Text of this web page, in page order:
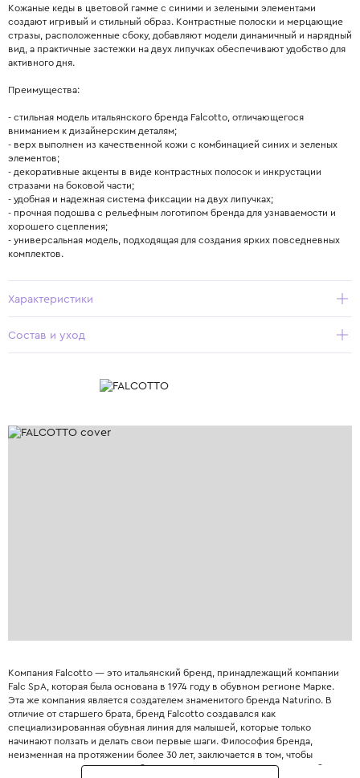
Кожаные кеды в цветовой гамме с синими и зелеными элементами
создают игривый и стильный образ. Контрастные полоски и мерцающие
стразы, расположенные сбоку, добавляют модели динамичный и нарядный
вид, а практичные застежки на двух липучках обеспечивают удобство для
активного дня.
Преимущества:
- стильная модель итальянского бренда Falcotto, отличающегося
вниманием к дизайнерским деталям;
- верх выполнен из качественной кожи с комбинацией синих и зеленых
элементов;
- декоративные акценты в виде контрастных полосок и инкрустации
стразами на боковой части;
- удобная и надежная система фиксации на двух липучках;
- прочная подошва с рельефным логотипом бренда для узнаваемости и
хорошего сцепления;
- универсальная модель, подходящая для создания ярких повседневных
комплектов.
Характеристики
Состав и уход
Компания Falcotto — это итальянский бренд, принадлежащий компании
Falc SpA, которая была основана в 1974 году в обувном регионе Марке.
Эта же компания является создателем знаменитого бренда Naturino. В
отличие от старшего брата, бренд Falcotto создавался как
специализированная обувная линия для малышей, которые только
начинают ползать и делать свои первые шаги. Философия бренда,
неизменная на протяжении более 30 лет, заключается в том, чтобы
«сопровождать развитие ребенка с его первых шагов». При разработке